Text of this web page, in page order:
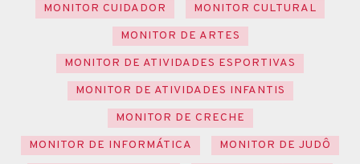
MONITOR CUIDADOR
MONITOR CULTURAL
MONITOR DE ARTES
MONITOR DE ATIVIDADES ESPORTIVAS
MONITOR DE ATIVIDADES INFANTIS
MONITOR DE CRECHE
MONITOR DE INFORMÁTICA
MONITOR DE JUDÔ